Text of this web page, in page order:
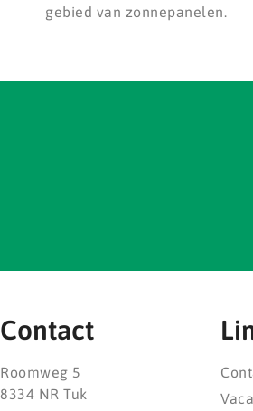
gebied van zonnepanelen.
Contact
Roomweg 5
8334 NR Tuk